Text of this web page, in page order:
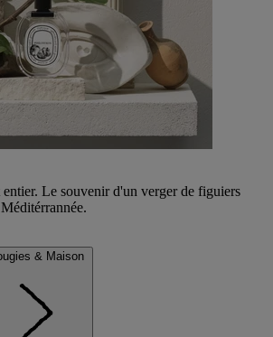
Le souvenir d'un verger de figuiers
& Maison